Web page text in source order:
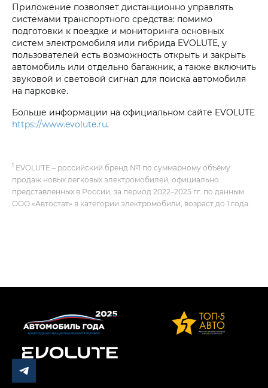
Приложение позволяет дистанционно управлять
системами транспортного средства: помимо
подготовки к поездке и мониторинга основных
систем электромобиля или гибрида EVOLUTE, у
пользователей есть возможность открыть и закрыть
автомобиль или отдельно багажник, а также включить
звуковой и световой сигнал для поиска автомобиля
на парковке.
Больше информации на официальном сайте EVOLUTE
https://www.evolute.ru.
1 EVOLUTE – российский бренд №1 по суммарному объёму
продаж новых легковых электромобилей, официально
представленных в России, за период 2022–2025 гг. по данным
ООО «Автостат» в категории электромобили, возраст до 1 года.